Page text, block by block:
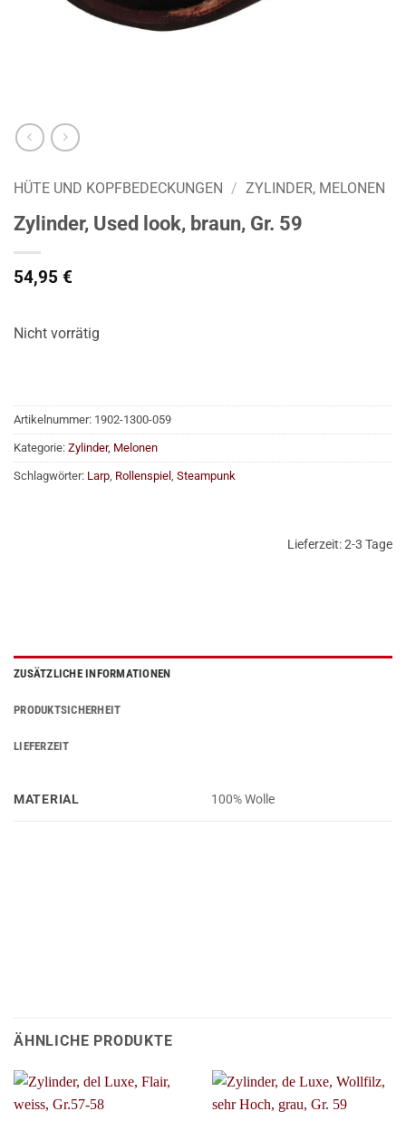
HÜTE UND KOPFBEDECKUNGEN / ZYLINDER, MELONEN
Zylinder, Used look, braun, Gr. 59
54,95 €
Nicht vorrätig
Artikelnummer: 1902-1300-059
Kategorie: Zylinder, Melonen
Schlagwörter: Larp, Rollenspiel , Steampunk
Lieferzeit:2-3 Tage
ZUSÄTZLICHE INFORMATIONEN
PRODUKTSICHERHEIT
LIEFERZEIT
MATERIAL 100% Wolle
ÄHNLICHE PRODUKTE